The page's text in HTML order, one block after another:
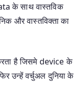
के साथ वास्तविक
और वास्तविक्ता का
है जिसमे device के
उन्हें वर्चुअल दुनिया के